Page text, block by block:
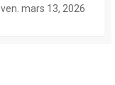
ven. mars 13, 2026